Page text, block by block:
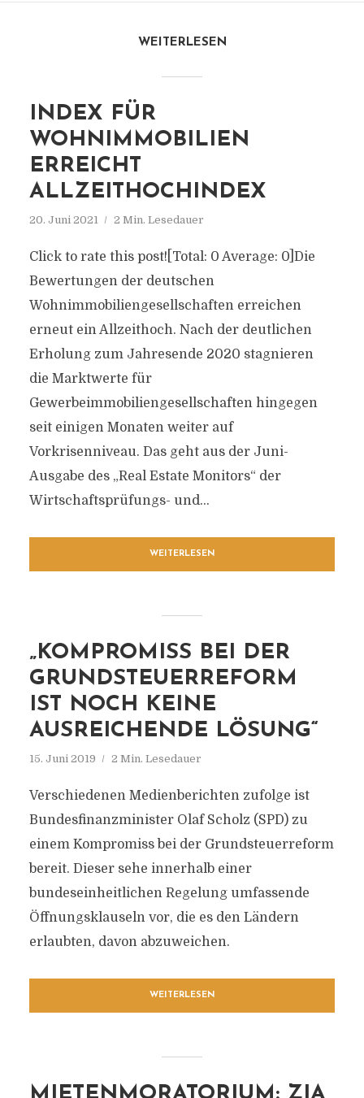
WEITERLESEN
INDEX FÜR
WOHNIMMOBILIEN
ERREICHT
ALLZEITHOCHINDEX
20. Juni 2021 2 Min. Lesedauer
Click to rate this post![Total: 0 Average: 0]Die
Bewertungen der deutschen
Wohnimmobiliengesellschaften erreichen
erneut ein Allzeithoch. Nach der deutlichen
Erholung zum Jahresende 2020 stagnieren
die Marktwerte für
Gewerbeimmobiliengesellschaften hingegen
seit einigen Monaten weiter auf
Vorkrisenniveau. Das geht aus der Juni-
Ausgabe des „Real Estate Monitors“ der
Wirtschaftsprüfungs- und...
WEITERLESEN
„KOMPROMISS BEI DER
GRUNDSTEUERREFORM
IST NOCH KEINE
AUSREICHENDE LÖSUNG“
15. Juni 2019 2 Min. Lesedauer
Verschiedenen Medienberichten zufolge ist
Bundesfinanzminister Olaf Scholz (SPD) zu
einem Kompromiss bei der Grundsteuerreform
bereit. Dieser sehe innerhalb einer
bundeseinheitlichen Regelung umfassende
Öffnungsklauseln vor, die es den Ländern
erlaubten, davon abzuweichen.
WEITERLESEN